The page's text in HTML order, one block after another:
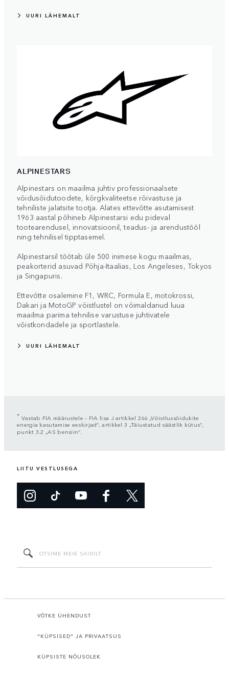
UURI LÄHEMALT
ALPINESTARS
Alpinestars on maailma juhtiv professionaalsete
võidusõidutoodete, kõrgkvaliteetse rõivastuse ja
tehniliste jalatsite tootja. Alates ettevõtte asutamisest
1963 aastal põhineb Alpinestarsi edu pideval
tootearendusel, innovatsioonil, teadus- ja arendustööl
ning tehnilisel tipptasemel.
Alpinestarsil töötab üle 500 inimese kogu maailmas,
peakorterid asuvad Põhja-Itaalias, Los Angeleses, Tokyos
ja Singapuris.
Ettevõtte osalemine F1, WRC, Formula E, motokrossi,
Dakari ja MotoGP võistlustel on võimaldanud luua
maailma parima tehnilise varustuse juhtivatele
võistkondadele ja sportlastele.
UURI LÄHEMALT
* Vastab FIA määrustele – FIA lisa J artikkel 266 „Võistlussõidukite
energia kasutamise eeskirjad“, artikkel 3 „Täiustatud säästlik kütus“,
punkt 3.2 „AS bensiin“.
LIITU VESTLUSEGA
VÕTKE ÜHENDUST
"KÜPSISED" JA PRIVAATSUS
KÜPSISTE NÕUSOLEK